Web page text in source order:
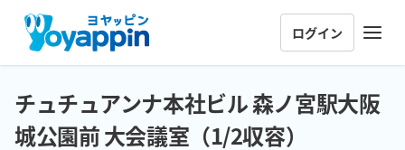
ログイン
チュチュアンナ本社ビル 森ノ宮駅大阪
城公園前 大会議室（1/2収容）